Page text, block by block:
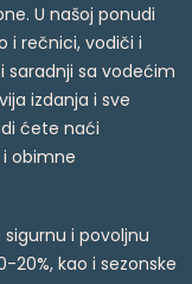
U našoj ponudi
i rečnici, vodiči i
saradnji sa vodećim
izdanja i sve
ćete naći
obimne
i povoljnu
20%, kao i sezonske